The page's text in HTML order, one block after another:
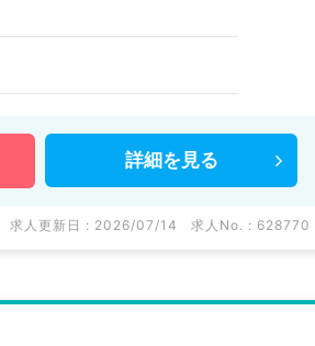
詳細を 見る
求人更新日 : 2026/07/14 求人No. : 628770